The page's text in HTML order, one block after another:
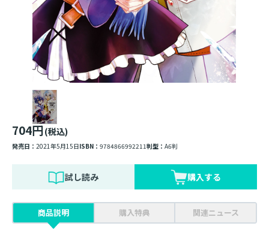
704円(税込)
発売日： 2021年5月15日ISBN： 9784866992211判型： A6判
試し読み 購入する
商品説明 購入特典 関連ニュース